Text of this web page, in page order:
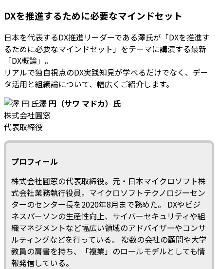
DXを推進するために必要なマインドセット
日本を代表するDX推進リーダーである澤氏が「DXを推進す
るために必要なマインドセット」をテーマに講演する最新
「DX概論」。
リアルで独自視点のDX実践知見が学べるだけでなく、デー
タ活用と組織論について、幅広くご紹介します。
澤 円（サワ マドカ）氏
株式会社圓窓
代表取締役
プロフィール
株式会社圓窓の代表取締役。元・日本マイクロソフト株
式会社業務執行役員。マイクロソフトテクノロジーセン
ターのセンター長を2020年8月まで務めた。 DXやビジ
ネスパーソンの生産性向上、サイバーセキュリティや組
織マネジメントなど幅広い領域のアドバイザーやコンサ
ルティングなどを行っている。 複数の会社の顧問や大学
教員の肩書を持ち、「複業」のロールモデルとしても情
報発信している。